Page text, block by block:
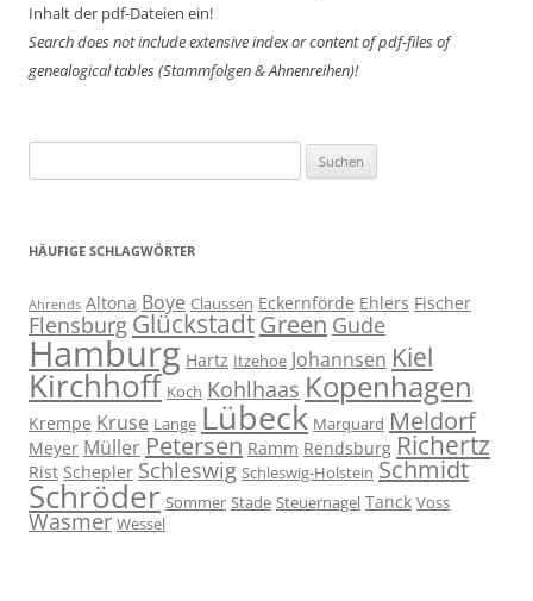
Inhalt der pdf-Dateien ein!
Search does not include extensive index or content ofpdf-files of
genealogical tables (Stammfolgen & Ahnenreihen)!
nach:
HÄUFIGE SCHLAGWÖRTER
Ahrends Altona Boye Claussen Eckernförde Ehlers Fischer
Flensburg GlückstadtGreen Gude
Hamburg Hartz Itzehoe Johannsen Kiel
Kirchhoff Koch Kohlhaas Kopenhagen
Krempe Kruse Lange Lübeck Marquard Meldorf
Meyer Müller Petersen Ramm Rendsburg Richertz
Rist Schepler Schleswig Schleswig-Holstein Schmidt
Schröder Sommer Stade Steuernagel Tanck Voss
Wasmer Wessel